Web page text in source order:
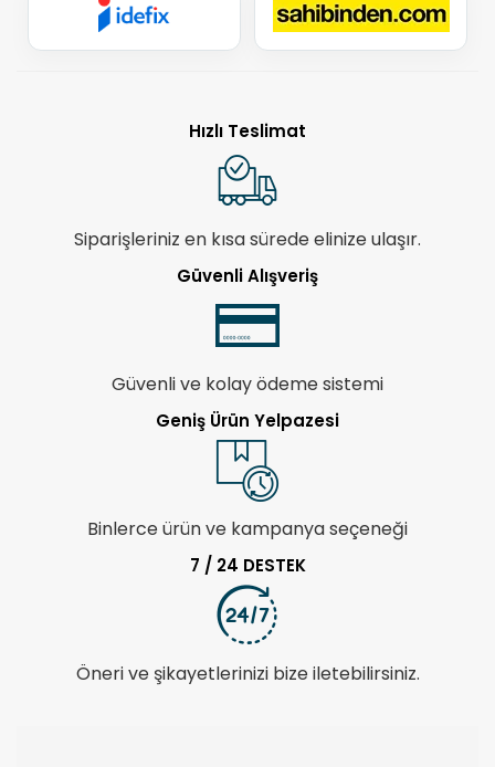
Hızlı Teslimat
Siparişleriniz en kısa sürede elinize ulaşır.
Güvenli Alışveriş
Güvenli ve kolay ödeme sistemi
Geniş Ürün Yelpazesi
Binlerce ürün ve kampanya seçeneği
7 / 24 DESTEK
Öneri ve şikayetlerinizi bize iletebilirsiniz.